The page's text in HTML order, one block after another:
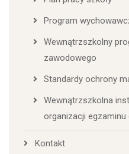
Program
Wewnątrzszkolny
zawodowego
Standardy ochrony
Wewnątrzszkolna
organizacji
Kontakt